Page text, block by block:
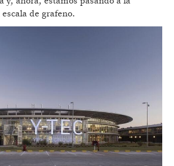
de grafeno.